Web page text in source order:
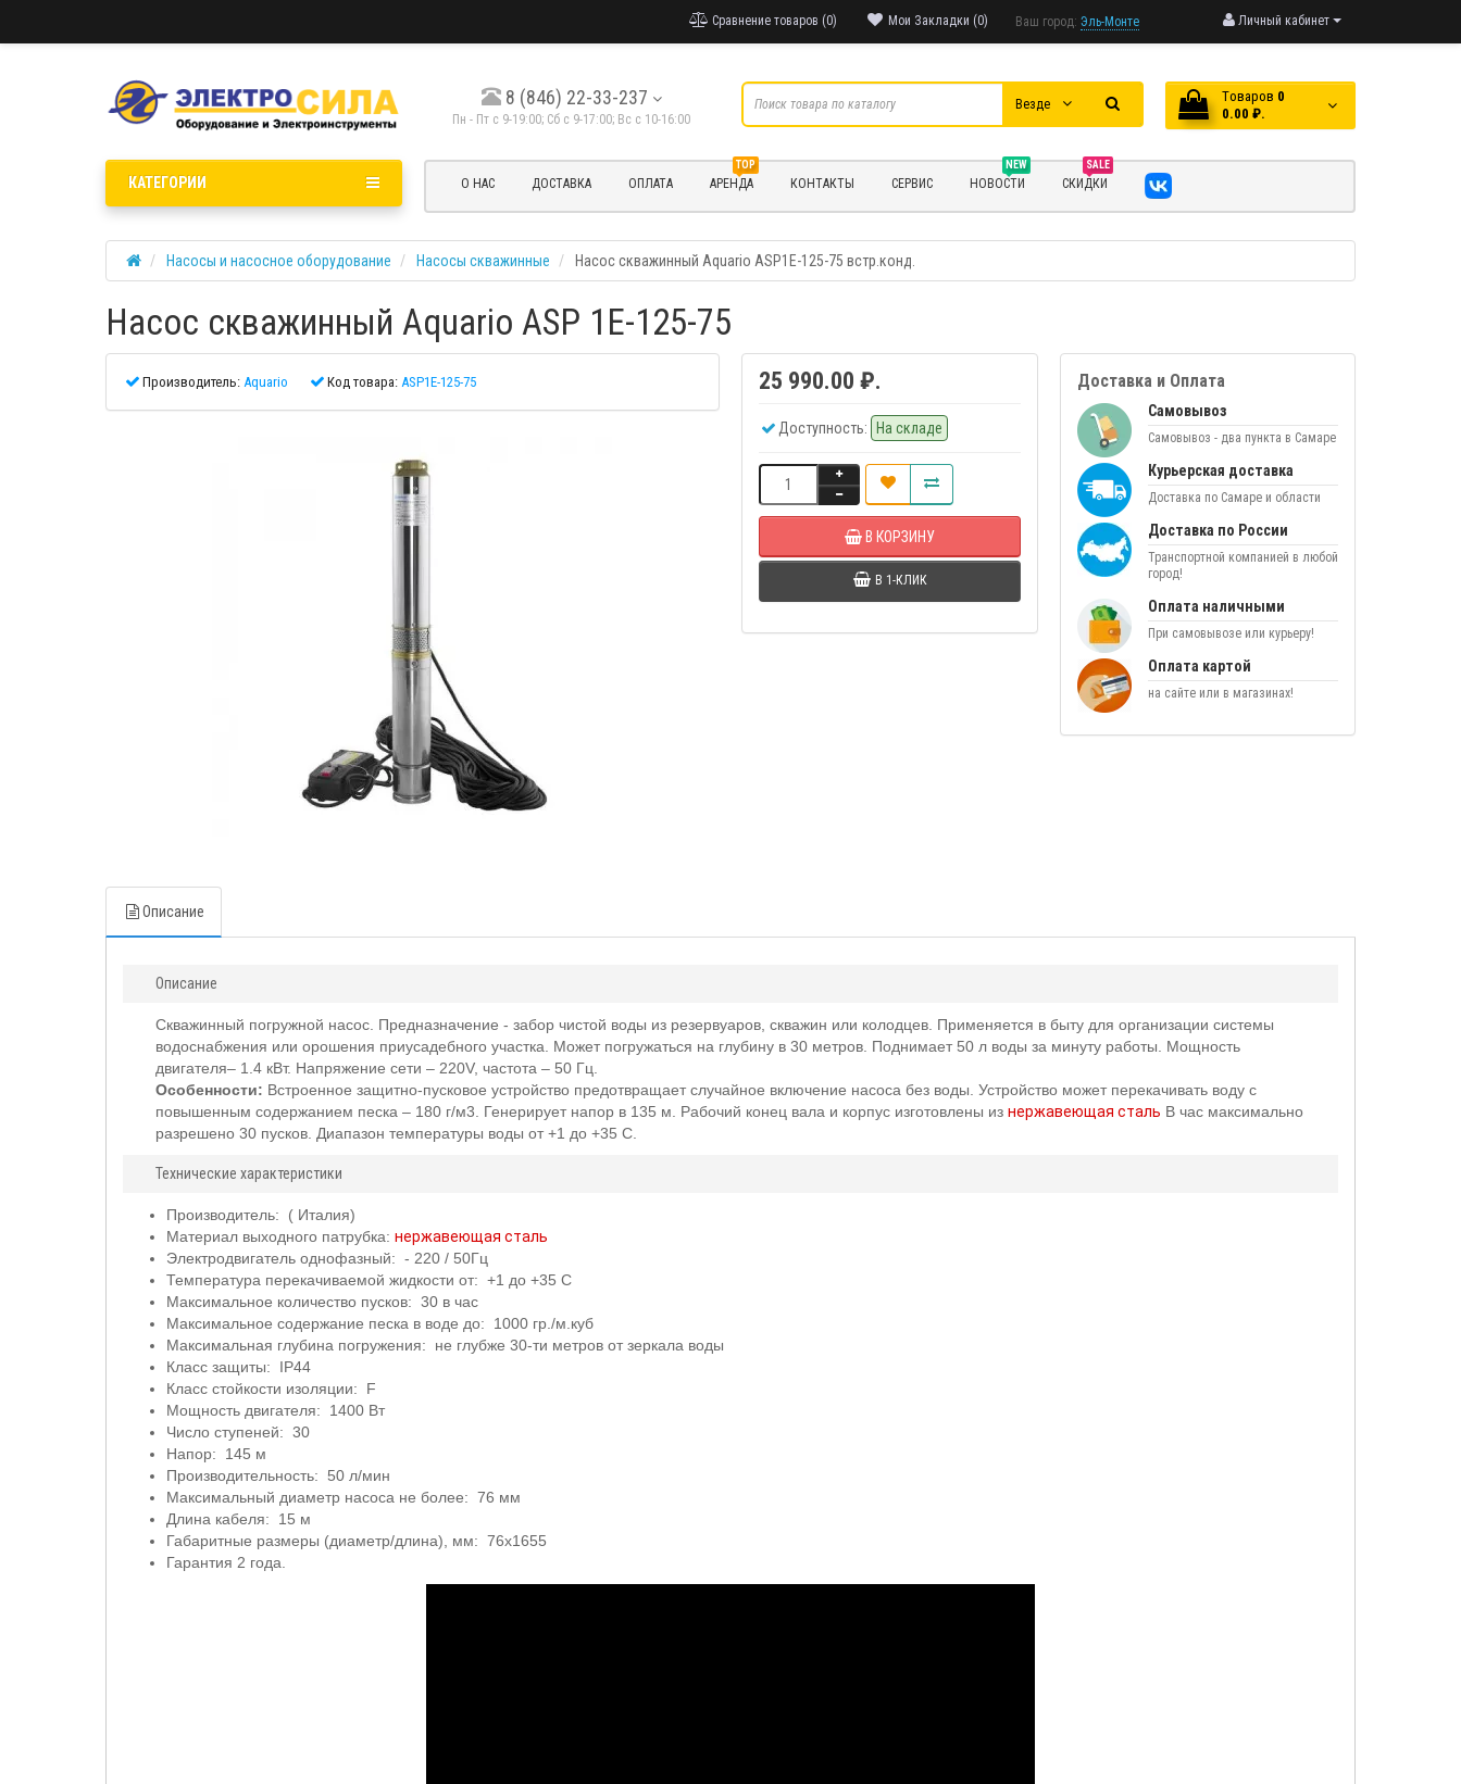
Личный кабинет
Ваш город: Эль-Монте
Мои Закладки (0)
Сравнение товаров (0)
8 (846) 22-33-237
Пн - Пт с 9-19:00; Cб с 9-17:00; Вс с 10-16:00
Везде Tоваров 0
0.00 ₽.
О НАС ДОСТАВКА ОПЛАТА
TOP
АРЕНДА КОНТАКТЫ СЕРВИС
NEW
НОВОСТИ
SALE
СКИДКИ
КАТЕГОРИИ
Насосы и насосное оборудование Насосы скважинные Насос скважинный Aquario ASP1E-125-75 встр.конд.
Насос скважинный Aquario ASP 1E-125-75
Производитель: Aquario Код товара: ASP1E-125-75 25 990.00 ₽.
Доступность: На складе
В КОРЗИНУ
В 1-КЛИК
Доставка и Оплата
Самовывоз
Самовывоз - два пункта в Самаре
Курьерская доставка
Доставка по Самаре и области
Доставка по России
Транспортной компанией в любой
город!
Оплата наличными
При самовывозе или курьеру!
Оплата картой
на сайте или в магазинах!
Описание
Описание
Скважинный погружной насос. Предназначение - забор чистой воды из резервуаров, скважин или колодцев. Применяется в быту для организации системы
водоснабжения или орошения приусадебного участка. Может погружаться на глубину в 30 метров. Поднимает 50 л воды за минуту работы. Мощность
двигателя– 1.4 кВт. Напряжение сети – 220V, частота – 50 Гц.
Особенности: Встроенное защитно-пусковое устройство предотвращает случайное включение насоса без воды. Устройство может перекачивать воду с
повышенным содержанием песка – 180 г/м3. Генерирует напор в 135 м. Рабочий конец вала и корпус изготовлены из нержавеющая сталь В час максимально
разрешено 30 пусков. Диапазон температуры воды от +1 до +35 С.
Технические характеристики
Производитель: ( Италия)
Материал выходного патрубка: нержавеющая сталь
Электродвигатель однофазный: - 220 / 50Гц
Температура перекачиваемой жидкости от: +1 до +35 С
Максимальное количество пусков: 30 в час
Максимальное содержание песка в воде до: 1000 гр./м.куб
Максимальная глубина погружения: не глубже 30-ти метров от зеркала воды
Класс защиты: IP44
Класс стойкости изоляции: F
Мощность двигателя: 1400 Вт
Число ступеней: 30
Напор: 145 м
Производительность: 50 л/мин
Максимальный диаметр насоса не более: 76 мм
Длина кабеля: 15 м
Габаритные размеры (диаметр/длина), мм: 76х1655
Гарантия 2 года.